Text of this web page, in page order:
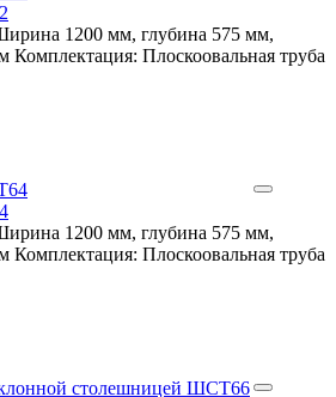
1200 мм, глубина 575 мм,
Комплектация: Плоскоовальная труба
1200 мм, глубина 575 мм,
Комплектация: Плоскоовальная труба